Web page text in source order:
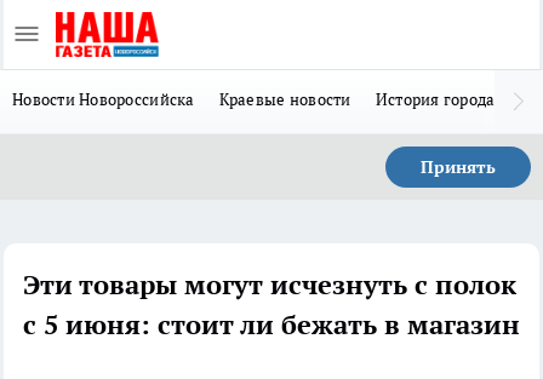
Новости Новороссийска Краевые новости История города Н
Принять
Эти товары могут исчезнуть с полок
с 5 июня: стоит ли бежать в магазин